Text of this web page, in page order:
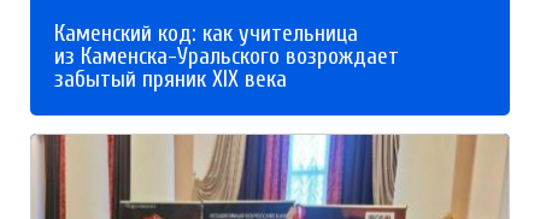
Каменский код: как учительница
из Каменска-Уральского возрождает
забытый пряник XIX века